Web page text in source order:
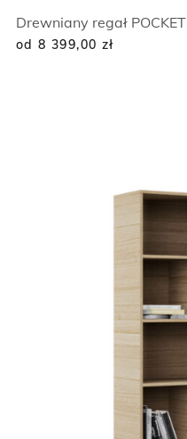
Drewniany regał POCKET
od 8 399,00 zł